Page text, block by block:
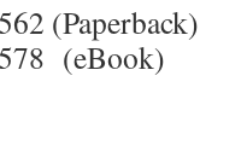
(Paperback)
(eBook)